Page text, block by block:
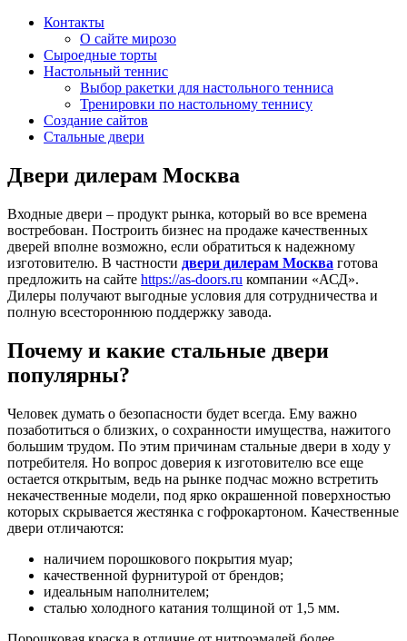
Контакты
О сайте мирозо
Сыроедные торты
Настольный теннис
Выбор ракетки для настольного тенниса
Тренировки по настольному теннису
Создание сайтов
Стальные двери
Двери дилерам Москва
Входные двери – продукт рынка, который во все времена
востребован. Построить бизнес на продаже качественных
дверей вполне возможно, если обратиться к надежному
изготовителю. В частности двери дилерам Москва готова
предложить на сайте https://as-doors.ru компании «АСД».
Дилеры получают выгодные условия для сотрудничества и
полную всестороннюю поддержку завода.
Почему и какие стальные двери
популярны?
Человек думать о безопасности будет всегда. Ему важно
позаботиться о близких, о сохранности имущества, нажитого
большим трудом. По этим причинам стальные двери в ходу у
потребителя. Но вопрос доверия к изготовителю все еще
остается открытым, ведь на рынке подчас можно встретить
некачественные модели, под ярко окрашенной поверхностью
которых скрывается жестянка с гофрокартоном. Качественные
двери отличаются:
наличием порошкового покрытия муар;
качественной фурнитурой от брендов;
идеальным наполнителем;
сталью холодного катания толщиной от 1,5 мм.